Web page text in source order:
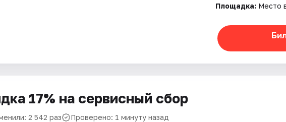
Площадка: Место
17% на сервисный сбор
2 542 раз Проверено: 1 минуту назад